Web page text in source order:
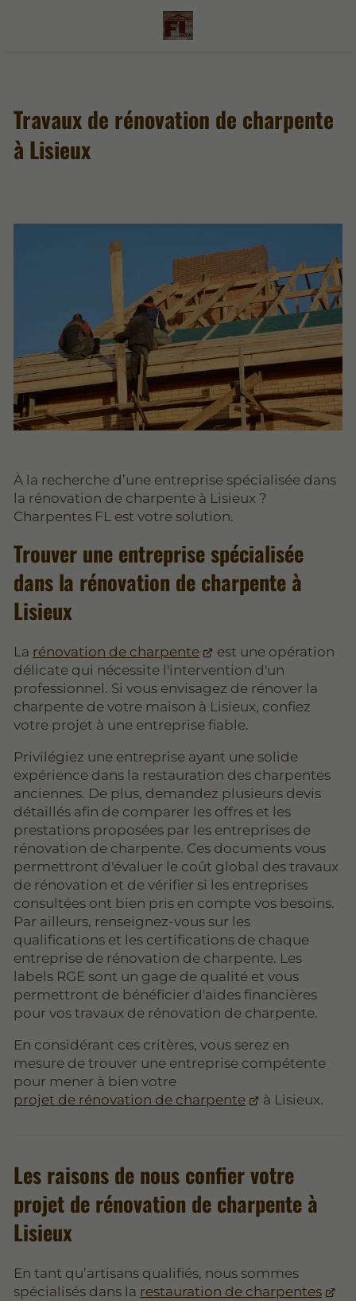
Travaux de rénovation de charpente
à Lisieux
À la recherche d’une entreprise spécialisée dans
la rénovation de charpente à Lisieux ?
Charpentes FL est votre solution.
Trouver une entreprise spécialisée
dans la rénovation de charpente à
Lisieux
La rénovation de charpente
est une opération
délicate qui nécessite l'intervention d'un
professionnel. Si vous envisagez de rénover la
charpente de votre maison à Lisieux, confiez
votre projet à une entreprise fiable.
Privilégiez une entreprise ayant une solide
expérience dans la restauration des charpentes
anciennes. De plus, demandez plusieurs devis
détaillés afin de comparer les offres et les
prestations proposées par les entreprises de
rénovation de charpente. Ces documents vous
permettront d'évaluer le coût global des travaux
de rénovation et de vérifier si les entreprises
consultées ont bien pris en compte vos besoins.
Par ailleurs, renseignez-vous sur les
qualifications et les certifications de chaque
entreprise de rénovation de charpente. Les
labels RGE sont un gage de qualité et vous
permettront de bénéficier d'aides financières
pour vos travaux de rénovation de charpente.
En considérant ces critères, vous serez en
mesure de trouver une entreprise compétente
pour mener à bien votre
projet de rénovation de charpente
à Lisieux.
Les raisons de nous confier votre
projet de rénovation de charpente à
Lisieux
En tant qu’artisans qualifiés, nous sommes
spécialisés dans la restauration de charpentes